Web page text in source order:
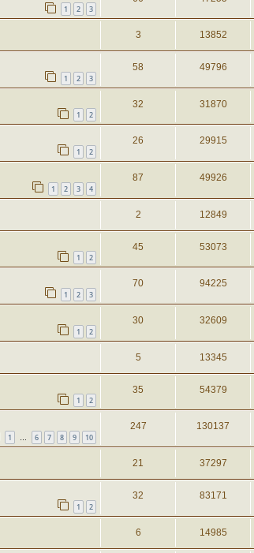
1 2 3
3 13852
1 2 3
58 49796
1 2
32 31870
1 2
26 29915
1 2 3 4
87 49926
2 12849
1 2
45 53073
1 2 3
70 94225
1 2
30 32609
5 13345
1 2
35 54379
1 … 6 7 8 9 10
247 130137
21 37297
1 2
32 83171
6 14985